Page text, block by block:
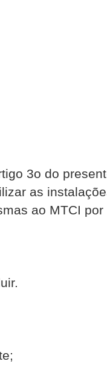
3o do
as
ao MTCI por